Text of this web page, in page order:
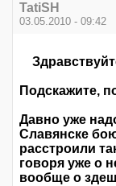
TatiSH
03.05.2010 - 09:42
Подскажите,
Давно уже
Славянске
расстроили
говоря уже о
вообще о